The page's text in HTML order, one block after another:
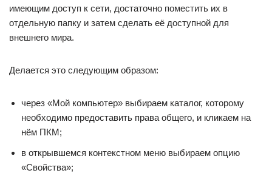
имеющим доступ к сети, достаточно поместить их в
отдельную папку и затем сделать её доступной для
внешнего мира.
Делается это следующим образом:
через «Мой компьютер» выбираем каталог, которому
необходимо предоставить права общего, и кликаем на
нём ПКМ;
в открывшемся контекстном меню выбираем опцию
«Свойства»;